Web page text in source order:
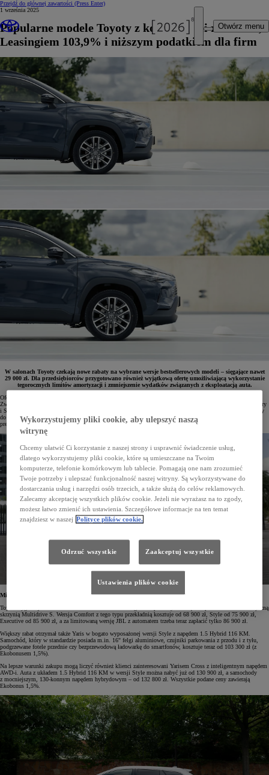
Przejdź do głównej zawartości (Press Enter)
Otwórz menu
1 września 2025
Popularne modele Toyoty z korzystnymi rabatami,
Leasingiem 103,9% i niższym podatkiem dla firm
W salonach Toyoty czekają nowe rabaty na wybrane wersje bestsellerowych modeli – sięgające nawet
29 000 zł. Dla przedsiębiorców przygotowano również wyjątkową ofertę umożliwiającą wykorzystanie
tegorocznych limitów amortyzacji i zmniejszenie wydatków związanych z eksploatacją auta.
Oferta Toyoty na jesień to korzystne warunki zakupu i finansowania dla klientów prywatnych oraz firm.
Zwiększone rabaty obejmują wybrane modele miejskie, najpopularniejszą w Polsce Corollę, a także crossovery
i SUV-y. Dodatkowo dostępny jest promocyjny leasing z niską sumą opłat (103,9%), a przedsiębiorcy, którzy
do końca roku zdecydują się wzbogacić flotę o hybrydy, mogą skorzystać z nadal obowiązujących
preferencyjnych zasad rozliczania kosztów eksploatacji.
Miejskie Toyoty z większymi rabatami
Toyota Aygo X jest teraz tańsza nawet o 8000 zł – szczególnie opłacalny stał się zakup wariantu z automatyczną
skrzynią Multidrive S. Wersja Comfort z tego typu przekładnią kosztuje od 68 900 zł, Style od 75 900 zł,
Executive od 85 900 zł, a za limitowaną wersję JBL z automatem trzeba teraz zapłacić tylko 86 900 zł.
Większy rabat otrzymał także Yaris w bogato wyposażonej wersji Style z napędem 1.5 Hybrid 116 KM.
Samochód, który w standardzie posiada m.in. 16" felgi aluminiowe, czujniki parkowania z przodu i z tyłu,
podgrzewane fotele przednie czy bezprzewodową ładowarkę do smartfonów, kosztuje teraz od 103 300 zł (z
Ekobonusem 1,5%).
Na lepsze warunki zakupu mogą liczyć również klienci zainteresowani Yarisem Cross z inteligentnym napędem
AWD-i. Auta z układem 1.5 Hybrid 116 KM w wersji Style można nabyć już od 130 900 zł, a samochody
z mocniejszym, 130-konnym napędem hybrydowym – od 132 800 zł. Wszystkie podane ceny zawierają
Ekobonus 1,5%.
Wykorzystujemy pliki cookie, aby ulepszyć naszą
witrynę
Chcemy ułatwić Ci korzystanie z naszej strony i usprawnić świadczenie usług,
dlatego wykorzystujemy pliki cookie, które są umieszczane na Twoim
komputerze, telefonie komórkowym lub tablecie. Pomagają one nam zrozumieć
Twoje potrzeby i ulepszać funkcjonalność naszej witryny. Są wykorzystywane do
dostarczania usług i narzędzi osób trzecich, a także służą do celów reklamowych.
Zalecamy akceptację wszystkich plików cookie. Jeżeli nie wyrażasz na to zgody,
możesz łatwo zmienić ich ustawienia. Szczegółowe informacje na ten temat
znajdziesz w naszej Polityce plików cookie.
Odrzuć wszystkie Zaakceptuj wszystkie
Ustawienia plików cookie